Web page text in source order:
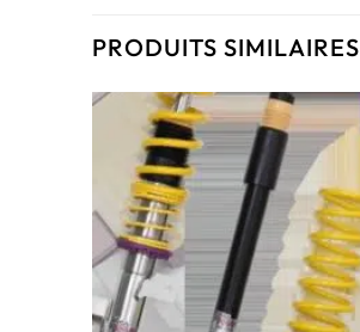
PRODUITS SIMILAIRES